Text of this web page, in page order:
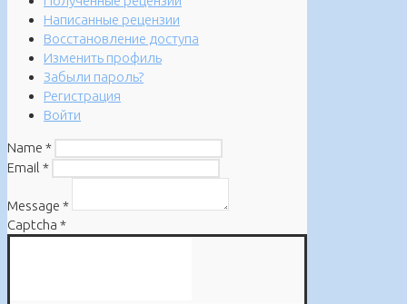
Написанные рецензии
Восстановление доступа
Изменить профиль
Забыли пароль?
Регистрация
Войти
Name *
Email *
Message *
Captcha *